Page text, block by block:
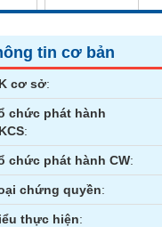
tin cơ bản
cơ sở:
chức phát hành
:
chức phát hành CW:
chứng quyền:
thực hiện: